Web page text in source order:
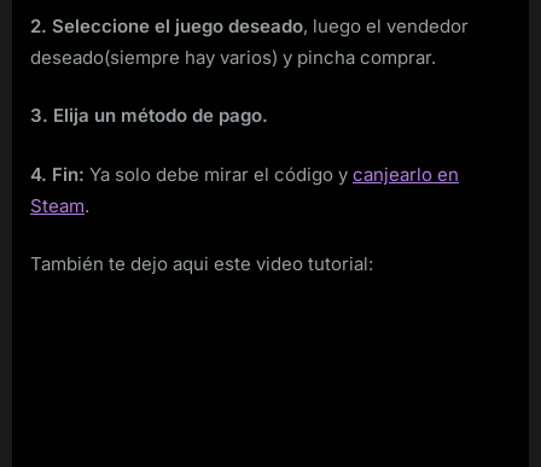
2. Seleccione el juego deseado, luego el vendedor
deseado(siempre hay varios) y pincha comprar.
3. Elija un método de pago.
4. Fin: Ya solo debe mirar el código y canjearlo en
Steam.
También te dejo aqui este video tutorial: